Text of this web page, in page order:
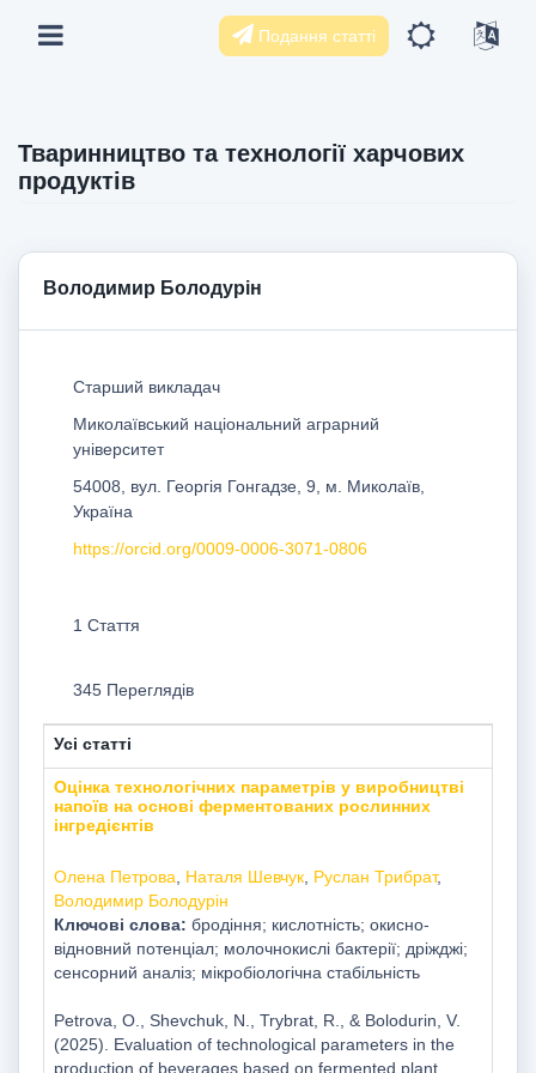
Подання статті
Тваринництво та технології харчових
продуктів
Володимир Болодурін
Старший викладач
Миколаївський національний аграрний
університет
54008, вул. Георгія Гонгадзе, 9, м. Миколаїв,
Україна
https://orcid.org/0009-0006-3071-0806
1 Стаття
345 Переглядів
Усі статті
Оцінка технологічних параметрів у виробництві
напоїв на основі ферментованих рослинних
інгредієнтів
Олена Петрова Наталя Шевчук, Руслан Трибрат,
Володимир Болодурін
Ключові слова: бродіння; кислотність; окисно-
відновний потенціал; молочнокислі бактерії; дріжджі;
сенсорний аналіз; мікробіологічна стабільність
Petrova, O., Shevchuk, N., Trybrat, R., & Bolodurin, V.
(2025). Evaluation of technological parameters in the
production of beverages based on fermented plant